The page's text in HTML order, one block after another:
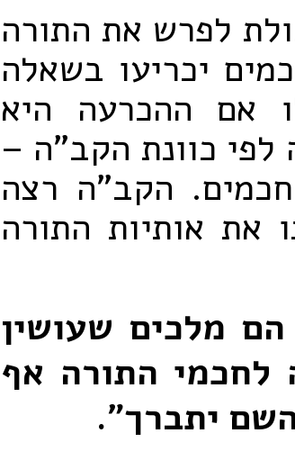
לפרש את התורה
יכריעו בשאלה
אם ההכרעה היא
לפי כוונת הקב"ה –
הקב"ה רצה
את אותיות התורה
מלכים שעושין
התורה אף
יתברך".